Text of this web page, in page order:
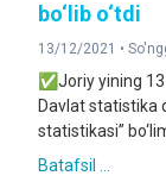
bo‘lib o‘tdi
13/12/2021 •
✅Joriy yining
Davlat statistika
statistikasi”
Batafsil ...